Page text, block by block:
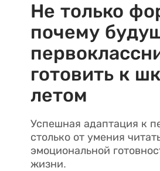
Не только
почему
готовить к
летом
Успешная адаптация к
столько от умения
эмоциональной
жизни.